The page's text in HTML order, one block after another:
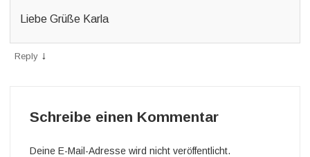
Liebe Grüße Karla
Reply ↓
Schreibe einen Kommentar
Deine E-Mail-Adresse wird nicht veröffentlicht.